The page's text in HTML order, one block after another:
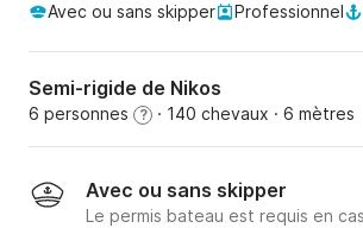
Avec ou sans skipper Professionnel
Semi-rigide de Nikos
6 personnes ? · 140 chevaux · 6 mètres
Avec ou sans skipper
Le permis bateau est requis en